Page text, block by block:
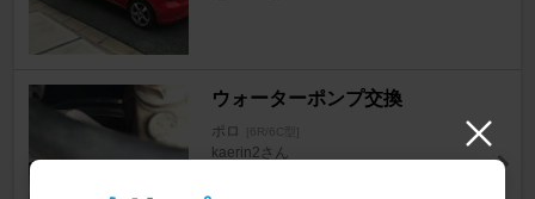
ウォーターポンプ交換
ポロ [6R/6C型]
kaerin2さん